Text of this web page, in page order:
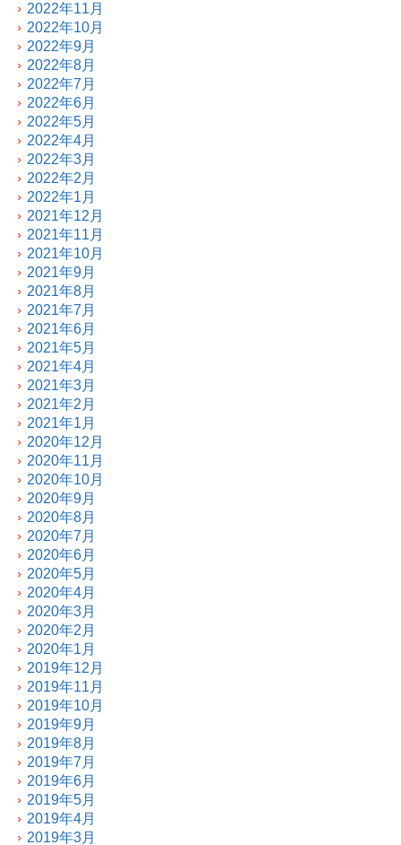
2022年11月
2022年10月
2022年9月
2022年8月
2022年7月
2022年6月
2022年5月
2022年4月
2022年3月
2022年2月
2022年1月
2021年12月
2021年11月
2021年10月
2021年9月
2021年8月
2021年7月
2021年6月
2021年5月
2021年4月
2021年3月
2021年2月
2021年1月
2020年12月
2020年11月
2020年10月
2020年9月
2020年8月
2020年7月
2020年6月
2020年5月
2020年4月
2020年3月
2020年2月
2020年1月
2019年12月
2019年11月
2019年10月
2019年9月
2019年8月
2019年7月
2019年6月
2019年5月
2019年4月
2019年3月